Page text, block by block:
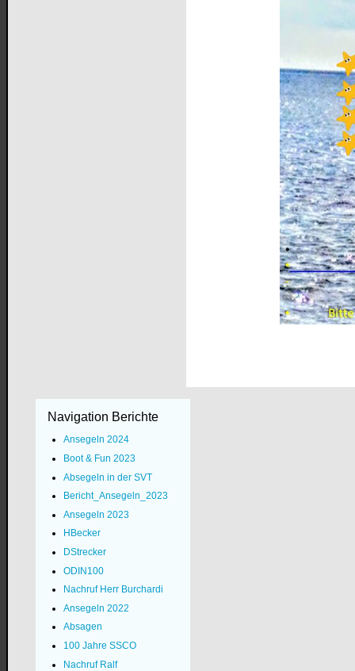
Navigation Berichte
Ansegeln 2024
Boot & Fun 2023
Absegeln in der SVT
Bericht_Ansegeln_2023
Ansegeln 2023
HBecker
DStrecker
ODIN100
Nachruf Herr Burchardi
Ansegeln 2022
Absagen
100 Jahre SSCO
Nachruf Ralf